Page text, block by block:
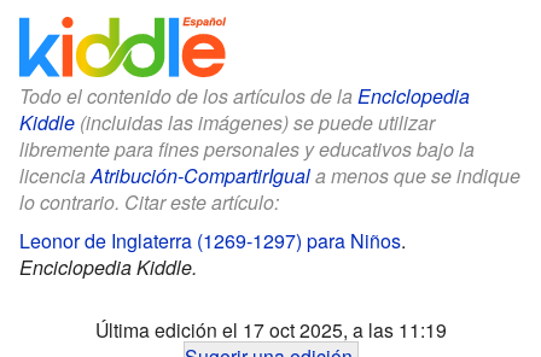
Todo el contenido de los artículos de la Enciclopedia
Kiddle (incluidas las imágenes) se puede utilizar
libremente para fines personales y educativos bajo la
licenciaAtribución-CompartirIguala menos que se indique
lo contrario. Citar este artículo:
Leonor de Inglaterra (1269-1297) para Niños.
Enciclopedia Kiddle.
Última edición el 17 oct 2025, a las 11:19